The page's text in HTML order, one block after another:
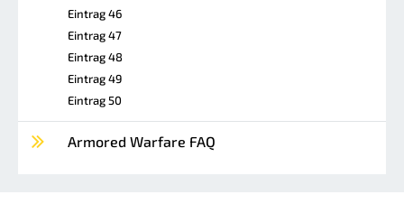
Eintrag 46
Eintrag 47
Eintrag 48
Eintrag 49
Eintrag 50
Armored Warfare FAQ